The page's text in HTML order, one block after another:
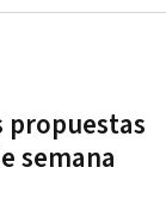
propuestas
semana